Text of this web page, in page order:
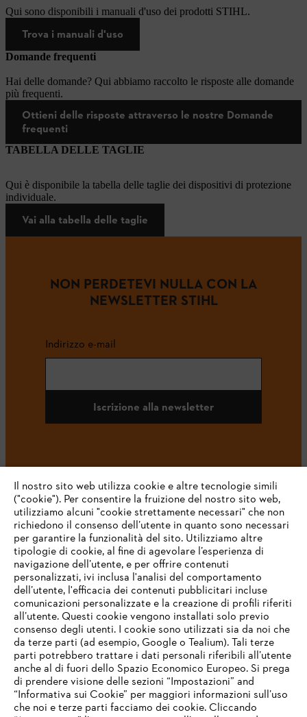
Qui sono disponibili i manuali d'uso dei prodotti STIHL.
Trova i manuali d'uso
Domande frequenti
Hai delle domande? Qui abbiamo raccolto le risposte alle domande
più frequenti.
Ottieni delle risposte attraverso le nostre Domande
frequenti
TABELLA DELLE TAGLIE
Qui è disponibile la tabella delle taglie dei dispositivi di protezione
individuale.
Vai alla tabella delle taglie
NON PERDETEVI NULLA CON LA
NEWSLETTER STIHL
Indirizzo e-mail
Iscrizione alla newsletter
#STIHL
L’azienda
STIHL FAQ
Service
IHR BROWSER WIRD NICHT
Il nostro sito web utilizza cookie e altre tecnologie simili
("cookie"). Per consentire la fruizione del nostro sito web,
utilizziamo alcuni "cookie strettamente necessari" che non
richiedono il consenso dell’utente in quanto sono necessari
per garantire la funzionalità del sito. Utilizziamo altre
tipologie di cookie, al fine di agevolare l’esperienza di
navigazione dell’utente, e per offrire contenuti
personalizzati, ivi inclusa l'analisi del comportamento
dell’utente, l'efficacia dei contenuti pubblicitari incluse
comunicazioni personalizzate e la creazione di profili riferiti
all’utente. Questi cookie vengono installati solo previo
consenso degli utenti. I cookie sono utilizzati sia da noi che
da terze parti (ad esempio, Google o Tealium). Tali terze
parti potrebbero trattare i dati personali riferibili all’utente
anche al di fuori dello Spazio Economico Europeo. Si prega
di prendere visione delle sezioni “Impostazioni” and
“Informativa sui Cookie” per maggiori informazioni sull’uso
che noi e terze parti facciamo dei cookie. Cliccando